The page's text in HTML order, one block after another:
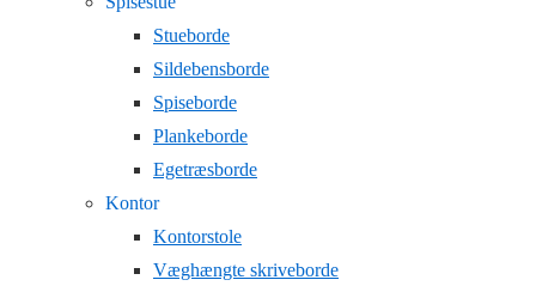
Stueborde
Sildebensborde
Spiseborde
Plankeborde
Egetræsborde
Kontor
Kontorstole
Væghængte skriveborde